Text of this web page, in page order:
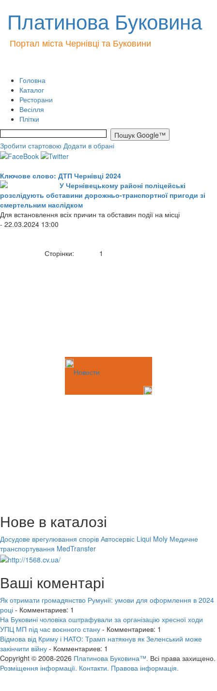
Платинова Буковина
Портал міста Чернівці та Буковини
Головна
Каталог
Ресторани
Весілля
Плітки
Зробити стартовою Додати в обрані
Ключове слово: ДТП Чернівці 2024
У Чернівецькому районі поліцейські
розслідують обставини дорожньо-транспортної пригоди зі
смертельним наслідком
Для встановлення всіх причин та обставин події на місці
- 22.03.2024 13:00
Сторінки: 1
Новости
Нове в каталозі
Досудове врегулювання спорів Автосервіс Liqui Moly Медичне
транспортування MedTransfer
Ваші коментарі
Як отримати громадянство Румунії: умови для оформлення в 2024
році - Комментариев: 1
На Буковині чоловіка оштрафували за організацію хресної ходи
УПЦ МП під час воєнного стану - Комментариев: 1
Відмова від Криму і НАТО: Трамп натякнув як Зеленський може
закінчити війну - Комментариев: 1
Copyright © 2008-2026 Платинова Буковина™. Всі права захищено.
Розміщення інформації. Контакти. Правова інформація.